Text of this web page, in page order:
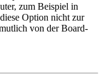
zum Beispiel in
Option nicht zur
von der Board-